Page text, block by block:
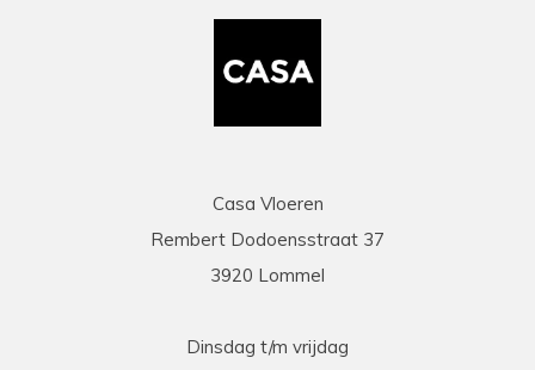
Casa Vloeren
Rembert Dodoensstraat 37
3920 Lommel
Dinsdag t/m vrijdag